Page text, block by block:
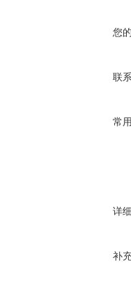
您
联
常
详
补